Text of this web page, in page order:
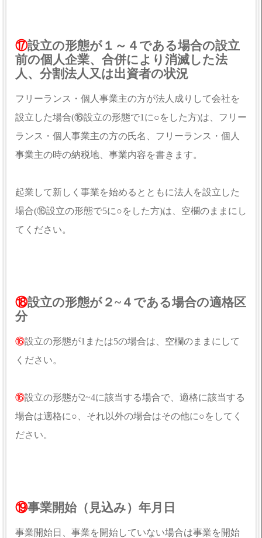
⑰設立の形態が１～４である場合の設立
前の個人企業、合併により消滅した法
人、分割法人又は出資者の状況
フリーランス・個人事業主の方が法人成りして会社を
設立した場合(⑯設立の形態で1に○をした方)は、フリー
ランス・個人事業主の方の氏名、フリーランス・個人
事業主の時の納税地、事業内容を書きます。
起業して新しく事業を始めるとともに法人を設立した
場合(⑯設立の形態で5に○をした方)は、空欄のままにし
てください。
⑱設立の形態が２~４である場合の適格区
分
⑯設立の形態が1または5の場合は、空欄のままにして
ください。
⑯設立の形態が2~4に該当する場合で、適格に該当する
場合は適格に○、それ以外の場合はその他に○をしてく
ださい。
⑲事業開始（見込み）年月日
事業開始日、事業を開始していない場合は事業を開始